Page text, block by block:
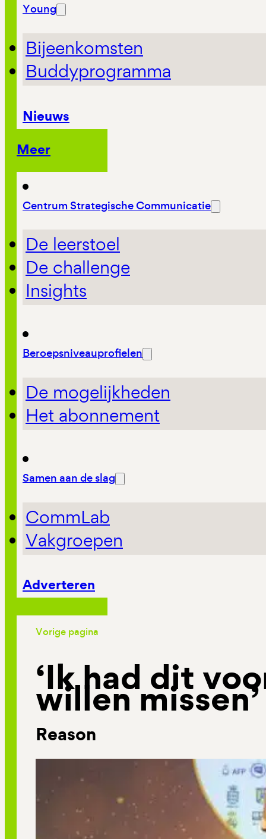
Young
Bijeenkomsten
Buddyprogramma
Nieuws
Meer
Centrum Strategische Communicatie
De leerstoel
De challenge
Insights
Beroepsniveauprofielen
De mogelijkheden
Het abonnement
Samen aan de slag
CommLab
Vakgroepen
Adverteren
Vorige pagina
‘Ik had dit
willen missen’
Reason